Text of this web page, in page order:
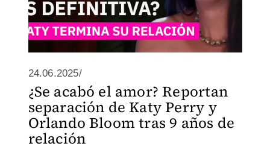
24.06.2025/
¿Se acabó el amor? Reportan
separación de Katy Perry y
Orlando Bloom tras 9 años de
relación